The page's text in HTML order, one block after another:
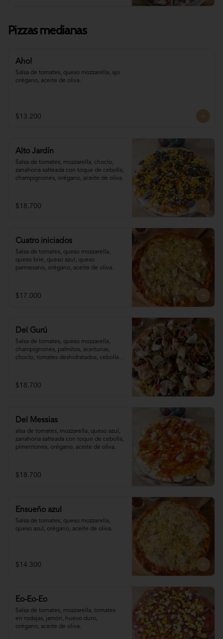
Pizzas medianas
Aho!
Salsa de tomates, queso mozzarella, ajo
orégano, aceite de oliva.
$13.200
Alto Jardín
Salsa de tomates, mozzarella, choclo,
zanahoria salteada con toque de cebolla,
champignones, orégano, aceite de oliva.
$18.700
Cuatro iniciados
Salsa de tomates, queso mozzarella,
queso brie, queso azul, queso
parmesano, orégano, aceite de oliva.
$17.000
Del Gurú
Salsa de tomates, queso mozzarella,
champignones, palmitos, aceitunas,
choclo, tomates deshidratados, cebolla
$18.700
Del Messias
alsa de tomates, mozzarella, queso azul,
zanahoria salteada con toque de cebolla,
pimentones, orégano, aceite de oliva.
$18.700
Ensueño azul
Salsa de tomates, queso mozzarella,
queso azul, orégano, aceite de oliva.
$14.300
Eo-Eo-Eo
Salsa de tomates, mozzarella, tomates
en rodajas, jamón, huevo duro,
orégano, aceite de oliva.